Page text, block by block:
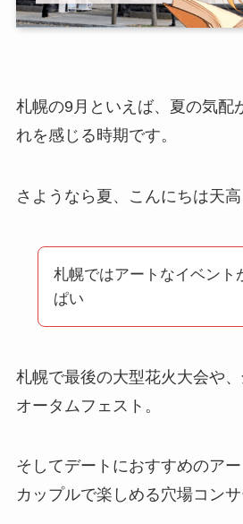
札幌の9月といえば、夏の気配
れを感じる時期です。
さようなら夏、こんにちは天高
札幌ではアートなイベント
ぱい
札幌で最後の大型花火大会や
オータムフェスト。
そしてデートにおすすめのア
カップルで楽しめる穴場コンサ